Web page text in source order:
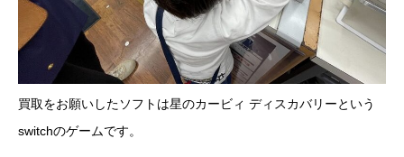
買取をお願いしたソフトは星のカービィ ディスカバリーという
switchのゲームです。